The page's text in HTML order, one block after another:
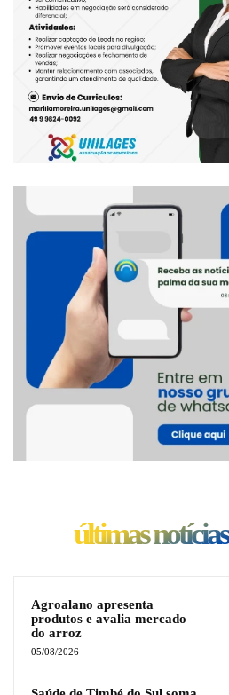
últimas notícias
Agroalano apresenta
produtos e avalia mercado
do arroz
05/08/2026